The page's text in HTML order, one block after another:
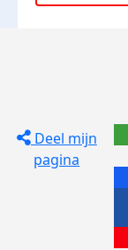
Deel mijn
pagina